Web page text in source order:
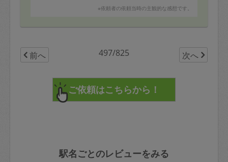
※依頼者の依頼当時の主観的な感想です。
前へ 497/825 次へ
駅名ごとのレビューをみる